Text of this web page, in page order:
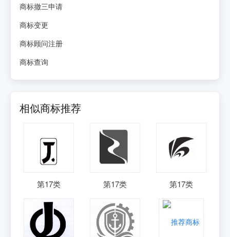
商标撤三申请
商标变更
商标顾问注册
商标查询
相似商标推荐
第17类 第17类 第17类